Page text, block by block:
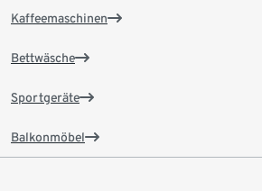
Kaffeemaschinen
Bettwäsche
Sportgeräte
Balkonmöbel